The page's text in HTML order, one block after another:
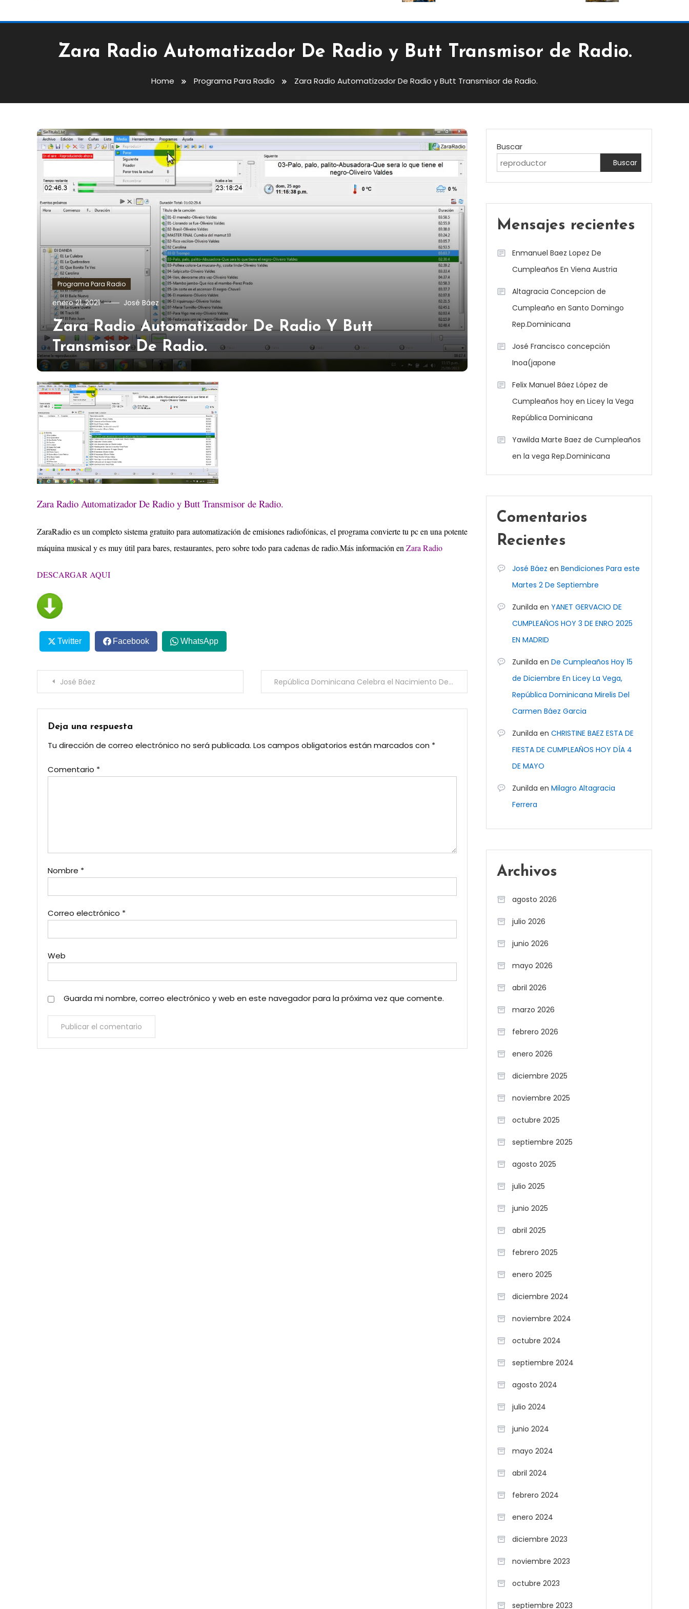
Zara Radio Automatizador De Radio y Butt Transmisor de Radio.
Home Programa Para Radio Zara Radio Automatizador De Radio y Butt Transmisor de Radio.
Programa Para Radio
enero 21, 2021 José Báez
Zara Radio Automatizador De Radio Y Butt
Transmisor De Radio.
Zara Radio Automatizador De Radio y Butt Transmisor de Radio.
ZaraRadio es un completo sistema gratuito para automatización de emisiones radiofónicas, el programa convierte tu pc en una potente
máquina musical y es muy útil para bares, restaurantes, pero sobre todo para cadenas de radio.Más información en Zara Radio
DESCARGAR AQUI
Twitter Facebook WhatsApp
Navegación
de
entradas
José Báez República Dominicana Celebra el Nacimiento De Juan Pablo Duarte y Díez
Deja una respuesta
Tu dirección de correo electrónico no será publicada. Los campos obligatorios están marcados con *
Comentario *
Nombre *
Correo electrónico *
Web
Guarda mi nombre, correo electrónico y web en este navegador para la próxima vez que comente.
Buscar
Buscar
Mensajes recientes
Enmanuel Baez Lopez De
Cumpleaños En Viena Austria
Altagracia Concepcion de
Cumpleaño en Santo Domingo
Rep.Dominicana
José Francisco concepción
Inoa(japone
Felix Manuel Báez López de
Cumpleaños hoy en Licey la Vega
República Dominicana
Yawilda Marte Baez de Cumpleaños
en la vega Rep.Dominicana
Comentarios
Recientes
José Báez en Bendiciones Para este
Martes 2 De Septiembre
Zunilda en YANET GERVACIO DE
CUMPLEAÑOS HOY 3 DE ENRO 2025
EN MADRID
Zunilda en De Cumpleaños Hoy 15
de Diciembre En Licey La Vega,
República Dominicana Mirelis Del
Carmen Báez Garcia
Zunilda en CHRISTINE BAEZ ESTA DE
FIESTA DE CUMPLEAÑOS HOY DÍA 4
DE MAYO
Zunilda en Milagro Altagracia
Ferrera
Archivos
agosto 2026
julio 2026
junio 2026
mayo 2026
abril 2026
marzo 2026
febrero 2026
enero 2026
diciembre 2025
noviembre 2025
octubre 2025
septiembre 2025
agosto 2025
julio 2025
junio 2025
abril 2025
febrero 2025
enero 2025
diciembre 2024
noviembre 2024
octubre 2024
septiembre 2024
agosto 2024
julio 2024
junio 2024
mayo 2024
abril 2024
febrero 2024
enero 2024
diciembre 2023
noviembre 2023
octubre 2023
septiembre 2023